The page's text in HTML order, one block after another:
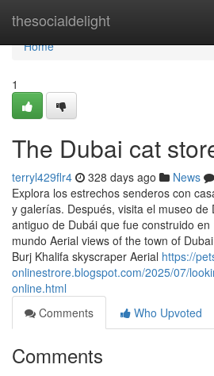
thesocialdelight
Home
Home
1
The Dubai cat
terryl429flr4 328 days ago News
Explora los estrechos senderos con
y galerías. Después, visita el museo de
antiguo de Dubái que fue construido
mundo Aerial views of the town of
Burj Khalifa skyscraper Aerial https://
onlinestrore.blogspot.com/2025/07/
online.html
Comments
Who Upvoted
Comments